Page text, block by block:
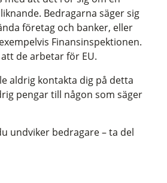
Bedragarna säger sig
företag och banker, eller
Finansinspektionen.
de arbetar för EU.
aldrig kontakta dig på detta
pengar till någon som säger
undviker bedragare–ta del